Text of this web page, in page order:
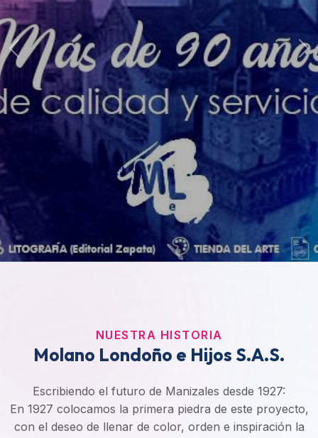
NUESTRA HISTORIA
Molano Londoño e Hijos S.A.S.
Escribiendo el futuro de Manizales desde 1927:
En 1927 colocamos la primera piedra de este proyecto,
con el deseo de llenar de color, orden e inspiración la